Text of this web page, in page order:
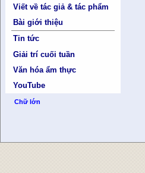
Viết về tác giả & tác phẩm
Bài giới thiệu
Tin tức
Giải trí cuối tuần
Văn hóa ẩm thực
YouTube
Chữ lớn